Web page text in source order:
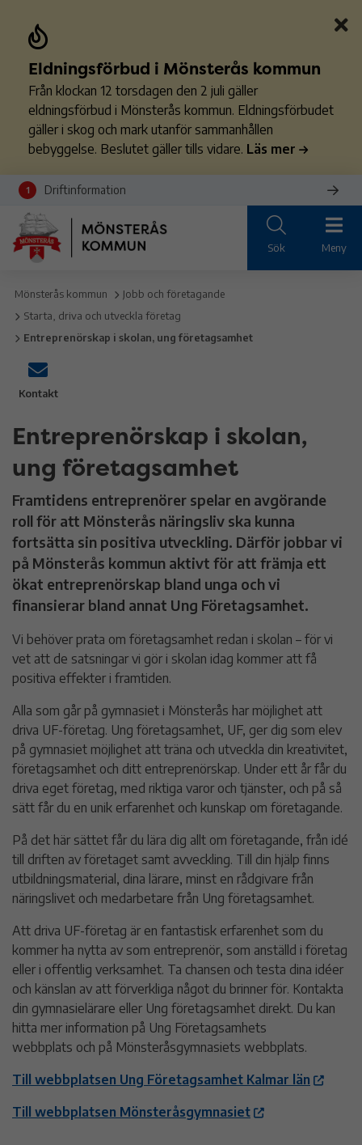
Eldningsförbud i Mönsterås kommun
Från klockan 12 torsdagen den 2 juli gäller
eldningsförbud i Mönsterås kommun. Eldningsförbudet
gäller i skog och mark utanför sammanhållen
bebyggelse. Beslutet gäller tills vidare. Läs mer
1 Driftinformation
Sök Meny
Mönsterås kommun
Jobb och företagande
Starta, driva och utveckla företag
Entreprenörskap i skolan, ung företagsamhet
Kontakt
Entreprenörskap i skolan,
ung företagsamhet
Framtidens entreprenörer spelar en avgörande
roll för att Mönsterås näringsliv ska kunna
fortsätta sin positiva utveckling. Därför jobbar vi
på Mönsterås kommun aktivt för att främja ett
ökat entreprenörskap bland unga och vi
finansierar bland annat Ung Företagsamhet.
Vi behöver prata om företagsamhet redan i skolan – för vi
vet att de satsningar vi gör i skolan idag kommer att få
positiva effekter i framtiden.
Alla som går på gymnasiet i Mönsterås har möjlighet att
driva UF-företag. Ung företagsamhet, UF, ger dig som elev
på gymnasiet möjlighet att träna och utveckla din kreativitet,
företagsamhet och ditt entreprenörskap. Under ett år får du
driva eget företag, med riktiga varor och tjänster, och på så
sätt får du en unik erfarenhet och kunskap om företagande.
På det här sättet får du lära dig allt om företagande, från idé
till driften av företaget samt avveckling. Till din hjälp finns
utbildningsmaterial, dina lärare, minst en rådgivare från
näringslivet och medarbetare från Ung företagsamhet.
Att driva UF-företag är en fantastisk erfarenhet som du
kommer ha nytta av som entreprenör, som anställd i företag
eller i offentlig verksamhet. Ta chansen och testa dina idéer
och känslan av att förverkliga något du brinner för. Kontakta
din gymnasielärare eller Ung företagsamhet direkt. Du kan
hitta mer information på Ung Företagsamhets
webbplats och på Mönsteråsgymnasiets webbplats.
Till webbplatsen Ung Företagsamhet Kalmar län
Till webbplatsen Mönsteråsgymnasiet